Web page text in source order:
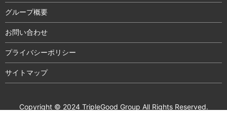
グループ概要
お問い合わせ
プライバシーポリシー
サイトマップ
Copyright © 2024 TripleGood Group All Rights Reserved.